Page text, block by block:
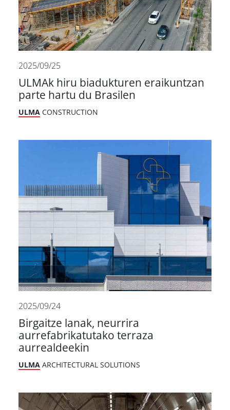
2025/09/25
ULMAk hiru biadukturen eraikuntzan
parte hartu du Brasilen
ULMA CONSTRUCTION
2025/09/24
Birgaitze lanak, neurrira
aurrefabrikatutako terraza
aurrealdeekin
ULMA ARCHITECTURAL SOLUTIONS